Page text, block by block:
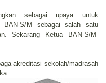
sebagai upaya untuk
S/M sebagai salah satu
Sekarang Ketua BAN-S/M
akreditasi sekolah/madrasah